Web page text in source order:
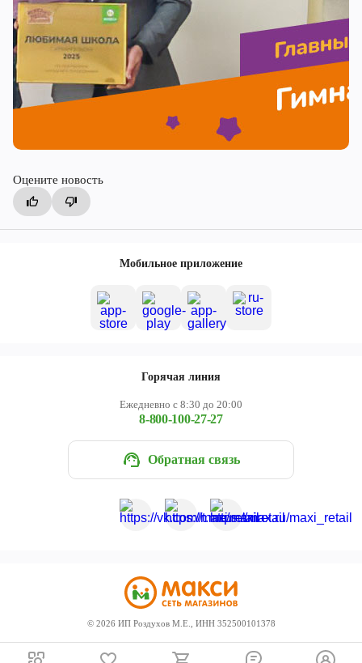
Оцените новость
Мобильное приложение
Горячая линия
Ежедневно с 8:30 до 20:00
8-800-100-27-27
Обратная связь
© 2026 ИП Роздухов М.Е., ИНН 352500101378